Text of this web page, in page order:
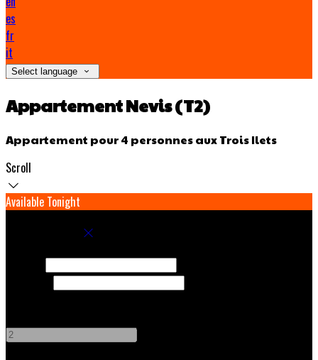
es
fr
it
Select language
Appartement Nevis (T2)
Appartement pour 4 personnes aux Trois Ilets
Scroll
Available Tonight